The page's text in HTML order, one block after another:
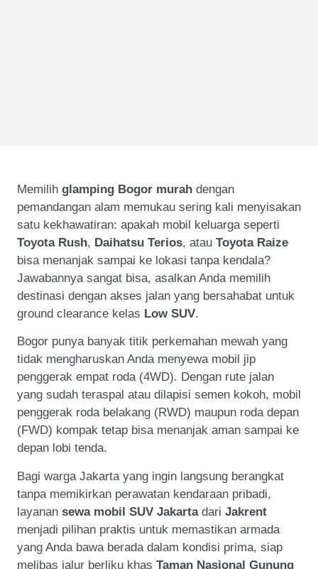
Memilih glamping Bogor murah dengan
pemandangan alam memukau sering kali menyisakan
satu kekhawatiran: apakah mobil keluarga seperti
Toyota Rush, Daihatsu Terios, atau Toyota Raize
bisa menanjak sampai ke lokasi tanpa kendala?
Jawabannya sangat bisa, asalkan Anda memilih
destinasi dengan akses jalan yang bersahabat untuk
ground clearance kelas Low SUV.
Bogor punya banyak titik perkemahan mewah yang
tidak mengharuskan Anda menyewa mobil jip
penggerak empat roda (4WD). Dengan rute jalan
yang sudah teraspal atau dilapisi semen kokoh, mobil
penggerak roda belakang (RWD) maupun roda depan
(FWD) kompak tetap bisa menanjak aman sampai ke
depan lobi tenda.
Bagi warga Jakarta yang ingin langsung berangkat
tanpa memikirkan perawatan kendaraan pribadi,
layanan sewa mobil SUV Jakartadari Jakrent
menjadi pilihan praktis untuk memastikan armada
yang Anda bawa berada dalam kondisi prima, siap
melibas jalur berliku khas Taman Nasional Gunung